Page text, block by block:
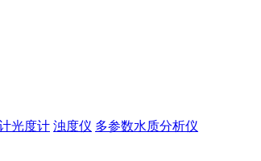
光度计 浊度仪 多参数水质分析仪